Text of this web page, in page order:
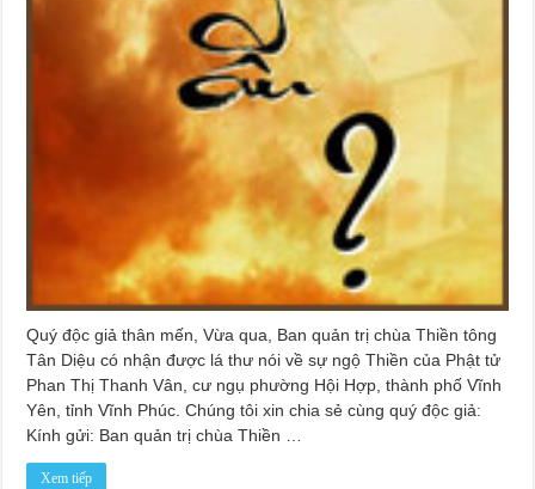
Quý độc giả thân mến, Vừa qua, Ban quản trị chùa Thiền tông
Tân Diệu có nhận được lá thư nói về sự ngộ Thiền của Phật tử
Phan Thị Thanh Vân, cư ngụ phường Hội Hợp, thành phố Vĩnh
Yên, tỉnh Vĩnh Phúc. Chúng tôi xin chia sẻ cùng quý độc giả:
Kính gửi: Ban quản trị chùa Thiền …
Xem tiếp